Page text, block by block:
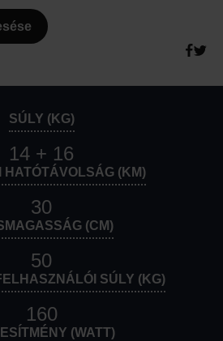
SÚLY (KG)
14 + 16
HATÓTÁVOLSÁG (KM)
30
(CM)
50
SÚLY (KG)
160
(WATT)